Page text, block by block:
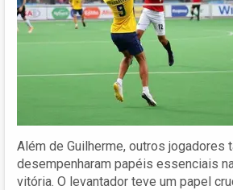
Além de Guilherme, outros jogadores
desempenharam papéis essenciais
vitória. O levantador teve um papel